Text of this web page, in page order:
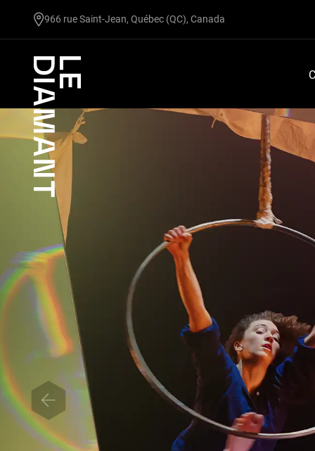
966 rue Saint-Jean, Québec (QC), Canada
Facebook
undefined
linkedin
undefined